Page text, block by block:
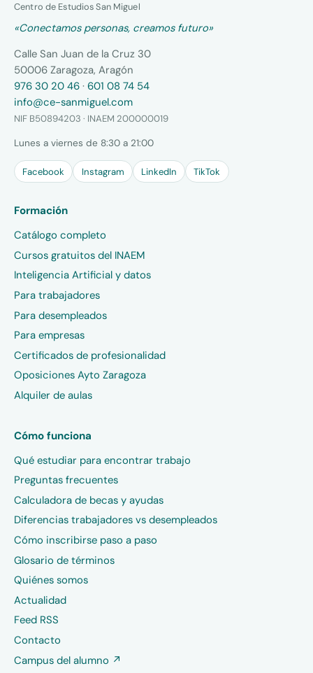
Centro de Estudios San Miguel
«Conectamos personas, creamos futuro»
Calle San Juan de la Cruz 30
50006 Zaragoza, Aragón
976 30 20 46 · 601 08 74 54
info@ce-sanmiguel.com
NIF B50894203 · INAEM 200000019
Lunes a viernes de 8:30 a 21:00
Facebook Instagram LinkedIn TikTok
Formación
Catálogo completo
Cursos gratuitos del INAEM
Inteligencia Artificial y datos
Para trabajadores
Para desempleados
Para empresas
Certificados de profesionalidad
Oposiciones Ayto Zaragoza
Alquiler de aulas
Cómo funciona
Qué estudiar para encontrar trabajo
Preguntas frecuentes
Calculadora de becas y ayudas
Diferencias trabajadores vs desempleados
Cómo inscribirse paso a paso
Glosario de términos
Quiénes somos
Actualidad
Feed RSS
Contacto
Campus del alumno ↗